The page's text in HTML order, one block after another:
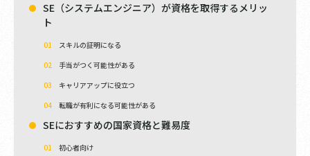
SE（システムエンジニア）が資格を取得するメリッ
ト
スキルの証明になる
手当がつく可能性がある
キャリアアップに役立つ
転職が有利になる可能性がある
SEにおすすめの国家資格と難易度
初心者向け